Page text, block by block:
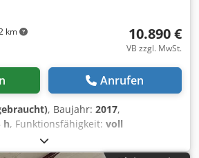
km 10.890 €
VB zzgl. MwSt.
Anrufen
, Baujahr: 2017,
h, Funktionsfähigkeit: voll
(Scheinleistung):126 kVA, Zum